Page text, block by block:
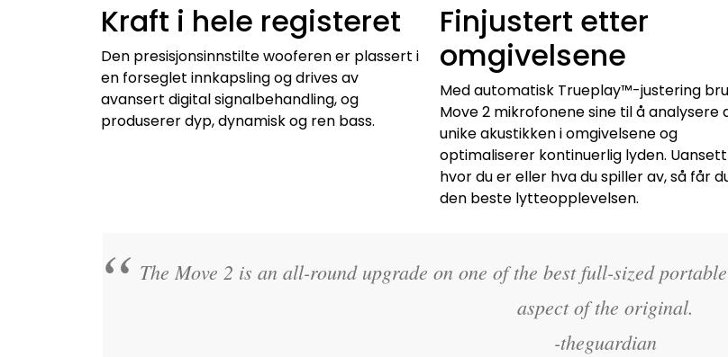
Kraft i hele registeret
Den presisjonsinnstilte wooferen er plassert i
en forseglet innkapsling og drives av
avansert digital signalbehandling, og
produserer dyp, dynamisk og ren bass.
Finjustert etter
omgivelsene
Med automatisk Trueplay™-justering
Move 2 mikrofonene sine til å analysere
unike akustikken i omgivelsene og
optimaliserer kontinuerlig lyden. Uansett
hvor du er eller hva du spiller av, så får
den beste lytteopplevelsen.
The Move 2 is an all-round upgrade on one of the best full-sized
aspect of the original.
-theguardian